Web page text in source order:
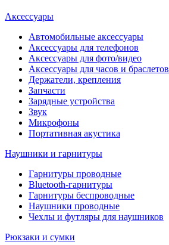
Аксессуары
Автомобильные аксессуары
Аксессуары для телефонов
Аксессуары для фото/видео
Аксессуары для часов и браслетов
Держатели, крепления
Запчасти
Зарядные устройства
Звук
Микрофоны
Портативная акустика
Наушники и гарнитуры
Гарнитуры проводные
Bluetooth-гарнитуры
Гарнитуры беспроводные
Наушники проводные
Чехлы и футляры для наушников
Рюкзаки и сумки